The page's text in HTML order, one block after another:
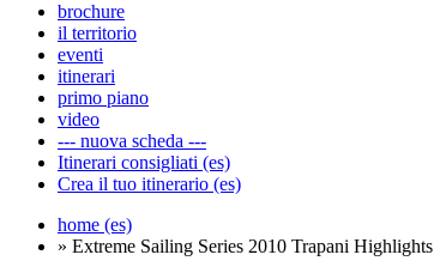
brochure
il territorio
eventi
itinerari
primo piano
video
--- nuova scheda ---
Itinerari consigliati (es)
Crea il tuo itinerario (es)
home (es)
» Extreme Sailing Series 2010 Trapani Highlights